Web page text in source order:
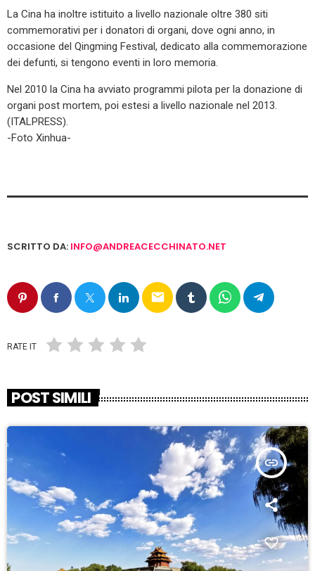
La Cina ha inoltre istituito a livello nazionale oltre 380 siti
commemorativi per i donatori di organi, dove ogni anno, in
occasione del Qingming Festival, dedicato alla commemorazione
dei defunti, si tengono eventi in loro memoria.
Nel 2010 la Cina ha avviato programmi pilota per la donazione di
organi post mortem, poi estesi a livello nazionale nel 2013.
(ITALPRESS).
-Foto Xinhua-
SCRITTO DA: INFO@ANDREACECCHINATO.NET
email
RATE IT
POST SIMILI
insert_link